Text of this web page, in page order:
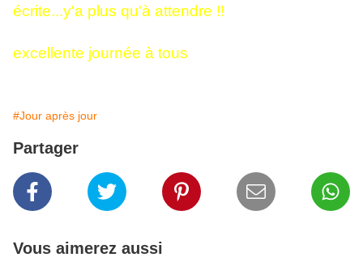
écrite...y'a plus qu'à attendre !!
excellente journée à tous
#Jour après jour
Partager
Vous aimerez aussi